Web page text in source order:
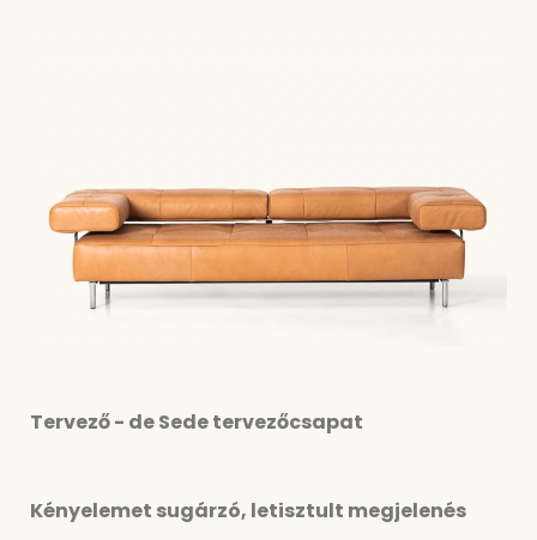
Tervező - de Sede tervezőcsapat
Kényelemet sugárzó, letisztult megjelenés